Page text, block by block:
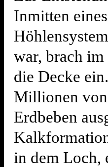
Inmitten
war, brach
die Decke
Millionen von
Erdbeben
in dem Loch,